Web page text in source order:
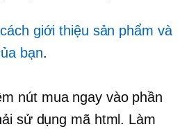
giới thiệu sản phẩm và
bạn.
nút mua ngay vào phần
sử dụng mã html. Làm